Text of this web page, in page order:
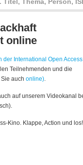
online
der International Open Access
Teilnehmenden und die
auch online).
auf unserem Videokanal
Kino. Klappe, Action und los!